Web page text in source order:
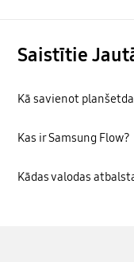
Saistītie
Kā savienot
Kas ir Samsung Flow?
Kādas valodas